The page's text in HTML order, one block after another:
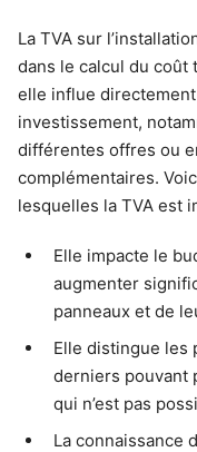
La TVA sur
dans le calcul du coût
elle influe
investissement,
différentes offres ou
complémentaires.
lesquelles la TVA est
Elle impacte le
augmenter
panneaux et de
Elle distingue les
derniers pouvant
qui n’est pas
La connaissance